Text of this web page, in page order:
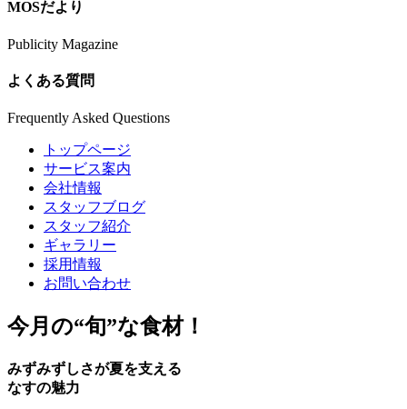
MOSだより
Publicity Magazine
よくある質問
Frequently Asked Questions
トップページ
サービス案内
会社情報
スタッフブログ
スタッフ紹介
ギャラリー
採用情報
お問い合わせ
今月の“旬”な食材！
みずみずしさが夏を支える
なすの魅力